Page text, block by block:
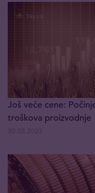
Još veće cene:
troškova proizvodnje